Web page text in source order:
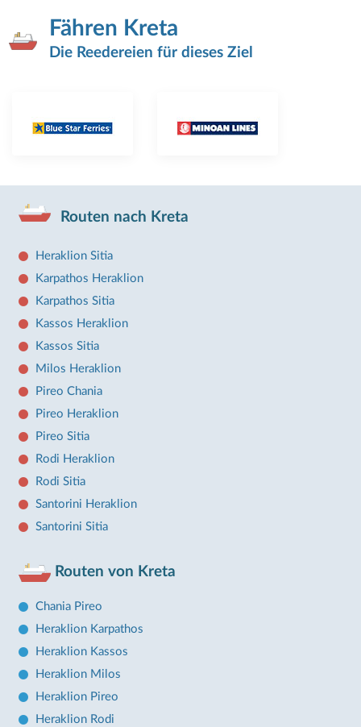
Fähren Kreta
Die Reedereien für dieses Ziel
Routen nach Kreta
Heraklion Sitia
Karpathos Heraklion
Karpathos Sitia
Kassos Heraklion
Kassos Sitia
Milos Heraklion
Pireo Chania
Pireo Heraklion
Pireo Sitia
Rodi Heraklion
Rodi Sitia
Santorini Heraklion
Santorini Sitia
Routen von Kreta
Chania Pireo
Heraklion Karpathos
Heraklion Kassos
Heraklion Milos
Heraklion Pireo
Heraklion Rodi